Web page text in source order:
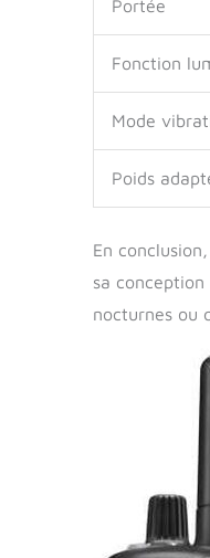
Portée
Fonction
Mode
Poids
En
sa
nocturnes ou